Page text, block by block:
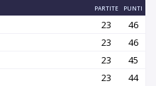
PARTITE PUNTI
23
46
23
46
23
45
23 44